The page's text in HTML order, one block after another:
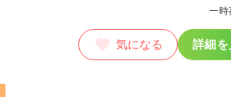
一時
気になる 詳細